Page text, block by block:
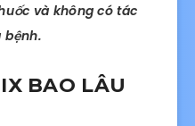
và không có tác
BAO LÂU